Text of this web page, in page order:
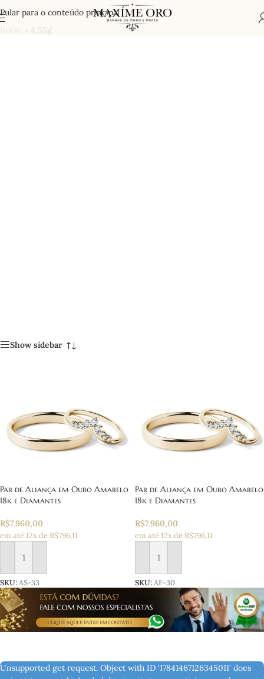
Pular para o conteúdo principal
4,55g
Show sidebar
Par de Aliança em Ouro Amarelo
18k e Diamantes
R$7.960,00
em até 12x de R$796,11
Adicionar ao carrinho
SKU:AS-33
Par de Aliança em Ouro Amarelo
18k e Diamantes
R$7.960,00
em até 12x de R$796,11
Adicionar ao carrinho
SKU:AF-30
Unsupported get request. Object with ID '17841467126345011' does